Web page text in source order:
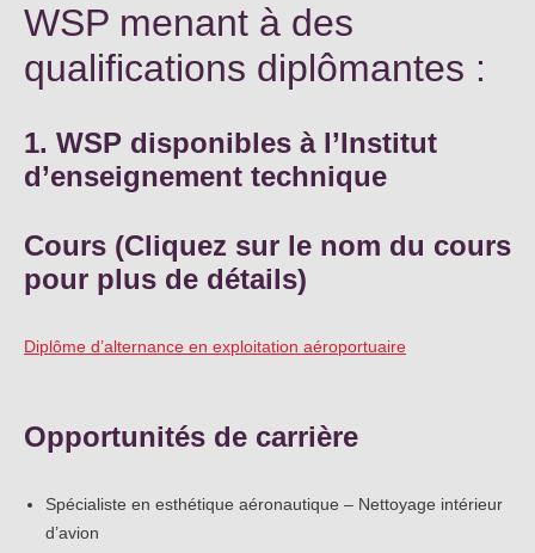
WSP menant à des
qualifications diplômantes :
1. WSP disponibles à l’Institut
d’enseignement technique
Cours (Cliquez sur le nom du cours
pour plus de détails)
Diplôme d’alternance en exploitation aéroportuaire
Opportunités de carrière
Spécialiste en esthétique aéronautique – Nettoyage intérieur
d’avion